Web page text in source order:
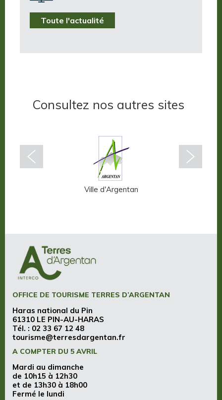
Toute l'actualité
Consultez nos autres sites
Ville d'Argentan
OFFICE DE TOURISME TERRES D’ARGENTAN
Haras national du Pin
61310 LE PIN-AU-HARAS
Tél. : 02 33 67 12 48
tourisme@terresdargentan.fr
A COMPTER DU 5 AVRIL
Mardi au dimanche
de 10h15 à 12h30
et de 13h30 à 18h00
Fermé le lundi